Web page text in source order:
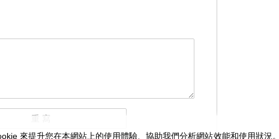
來提升您在本網站上的使用體驗、協助我們分析網站效能和使用狀況。